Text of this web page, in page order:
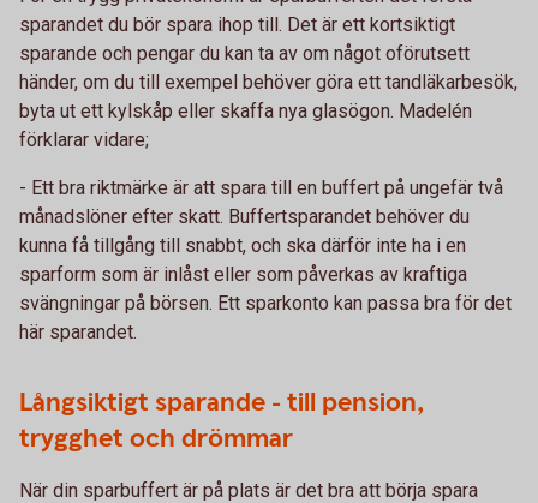
sparandet du bör spara ihop till. Det är ett kortsiktigt
sparande och pengar du kan ta av om något oförutsett
händer, om du till exempel behöver göra ett tandläkarbesök,
byta ut ett kylskåp eller skaffa nya glasögon. Madelén
förklarar vidare;
- Ett bra riktmärke är att spara till en buffert på ungefär två
månadslöner efter skatt. Buffertsparandet behöver du
kunna få tillgång till snabbt, och ska därför inte ha i en
sparform som är inlåst eller som påverkas av kraftiga
svängningar på börsen. Ett sparkonto kan passa bra för det
här sparandet.
Långsiktigt sparande - till pension,
trygghet och drömmar
När din sparbuffert är på plats är det bra att börja spara